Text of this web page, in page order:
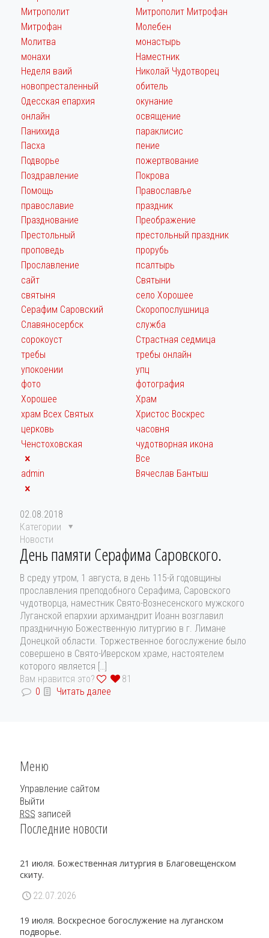
Митрополит
Митрополит Митрофан
Митрофан
Молебен
Молитва
монастырь
монахи
Наместник
Неделя ваий
Николай Чудотворец
новопресталенный
обитель
Одесская епархия
окунание
онлайн
освящение
Панихида
параклисис
Пасха
пение
Подворье
пожертвование
Поздравление
Покрова
Помощь
Православље
православие
праздник
Празднование
Преображение
Престольный
престольный праздник
проповедь
прорубь
Прославление
псалтырь
сайт
Святыни
святыня
село Хорошее
Серафим Саровский
Скоропослушница
Славяносербск
служба
сорокоуст
Страстная седмица
требы
требы онлайн
упокоении
упц
фото
фотография
Хорошее
Храм
храм Всех Святых
Христос Воскрес
церковь
часовня
Ченстоховская
чудотворная икона
Все
admin
Вячеслав Бантыш
02.08.2018
Категории
Новости
День памяти Серафима Саровского.
В среду утром, 1 августа, в день 115-й годовщины
прославления преподобного Серафима, Саровского
чудотворца, наместник Свято-Вознесенского мужского
Луганской епархии архимандрит Иоанн возглавил
праздничную Божественную литургию в г. Лимане
Донецкой области. Торжественное богослужение было
совершено в Свято-Иверском храме, настоятелем
которого является […]
Вам нравится это?
81
0
Читать далее
Меню
Управление сайтом
Выйти
RSS записей
Последние новости
21 июля. Божественная литургия в Благовещенском
скиту.
22.07.2026
19 июля. Воскресное богослужение на луганском
подворье.